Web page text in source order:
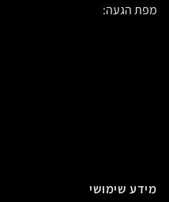
מפת הגעה:
מידע שימושי